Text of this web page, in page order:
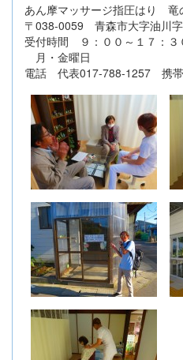
あん摩マッサージ指圧はり 竜
〒038-0059 青森市大字油川字
受付時間 ９：００～１７：
月・金曜日
電話 代表017-788-1257 携